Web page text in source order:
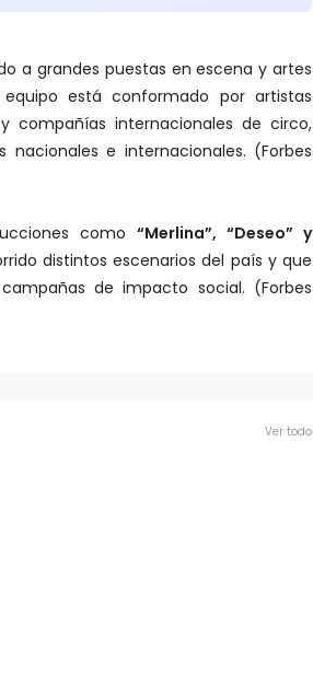
a grandes puestas en escena y artes
está conformado por artistas
compañías internacionales de circo,
e internacionales. (Forbes
como “Merlina”, “Deseo” y
distintos escenarios del país y que
de impacto social. (Forbes
Ver todo